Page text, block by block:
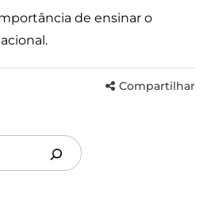
de ensinar o
Compartilhar